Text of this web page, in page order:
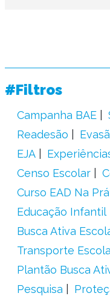
#Filtros
Campanha BAE
Readesão
EJA
Censo Escolar
Curso EAD Na
Educação Infantil
Busca Ativa
Transporte
Plantão Busca
Pesquisa